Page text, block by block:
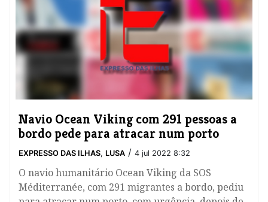
Navio Ocean Viking com 291 pessoas a
bordo pede para atracar num porto
EXPRESSO DAS ILHAS, LUSA / 4 jul 2022 8:32
O navio humanitário Ocean Viking da SOS
Méditerranée, com 291 migrantes a bordo, pediu